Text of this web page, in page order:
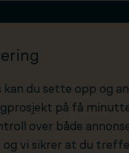
kan du sette opp og
på få
over både
og vi sikrer at du